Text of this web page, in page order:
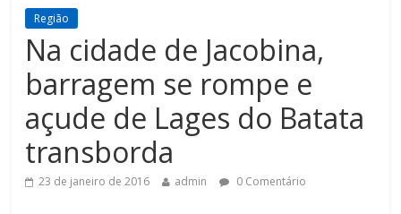
Região
Na cidade de Jacobina,
barragem se rompe e
açude de Lages do Batata
transborda
23 de janeiro de 2016 admin 0 Comentário